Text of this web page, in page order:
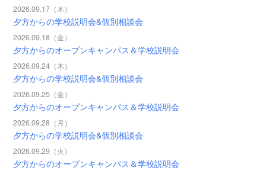
2026.09.17（木）
夕方からの学校説明会&個別相談会
2026.09.18（金）
夕方からのオープンキャンパス＆学校説明会
2026.09.24（木）
夕方からの学校説明会&個別相談会
2026.09.25（金）
夕方からのオープンキャンパス＆学校説明会
2026.09.28（月）
夕方からの学校説明会&個別相談会
2026.09.29（火）
夕方からのオープンキャンパス＆学校説明会